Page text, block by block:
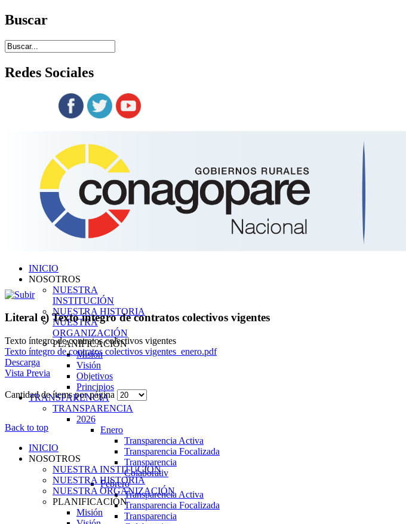
Buscar
Redes Sociales
INICIO
NOSOTROS
NUESTRA
INSTITUCIÓN
NUESTRA HISTORIA
NUESTRA
ORGANIZACIÓN
PLANIFICACIÓN
Misión
Visión
Objetivos
Principios
TRANSPARENCIA
TRANSPARENCIA
2026
Enero
Transparencia Activa
Transparencia Focalizada
Transparencia
Colaborativ
Febrero
Transparencia Activa
Transparencia Focalizada
Transparencia
Literal e) Texto íntegro de contratos colectivos vigentes
Texto íntegro de contratos colectivos vigentes
Texto íntegro de contratos colectivos vigentes_enero.pdf
Descarga
Vista Previa
Cantidad de ítems por página
Back to top
INICIO
NOSOTROS
NUESTRA INSTITUCIÓN
NUESTRA HISTORIA
NUESTRA ORGANIZACIÓN
PLANIFICACIÓN
Misión